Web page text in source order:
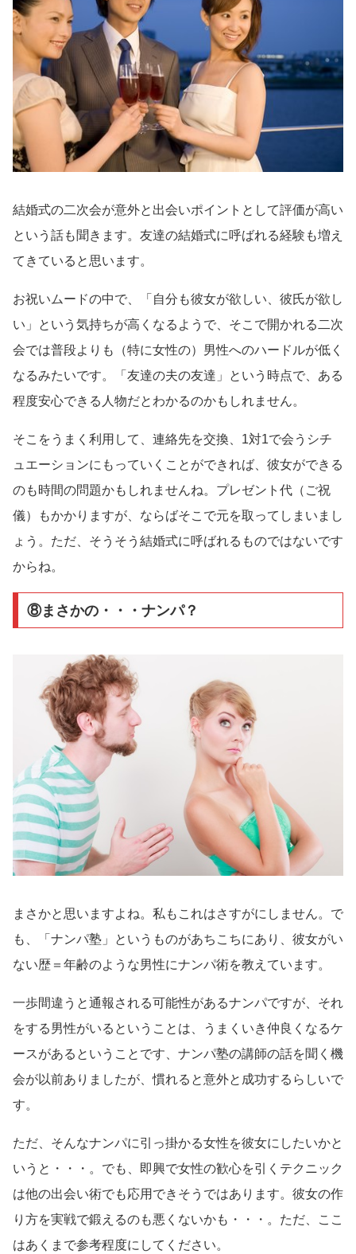
結婚式の二次会が意外と出会いポイントとして評価が高い
という話も聞きます。友達の結婚式に呼ばれる経験も増え
てきていると思います。
お祝いムードの中で、「自分も彼女が欲しい、彼氏が欲し
い」という気持ちが高くなるようで、そこで開かれる二次
会では普段よりも（特に女性の）男性へのハードルが低く
なるみたいです。「友達の夫の友達」という時点で、ある
程度安心できる人物だとわかるのかもしれません。
そこをうまく利用して、連絡先を交換、1対1で会うシチ
ュエーションにもっていくことができれば、彼女ができる
のも時間の問題かもしれませんね。プレゼント代（ご祝
儀）もかかりますが、ならばそこで元を取ってしまいまし
ょう。ただ、そうそう結婚式に呼ばれるものではないです
からね。
⑧まさかの・・・ナンパ？
まさかと思いますよね。私もこれはさすがにしません。で
も、「ナンパ塾」というものがあちこちにあり、彼女がい
ない歴＝年齢のような男性にナンパ術を教えています。
一歩間違うと通報される可能性があるナンパですが、それ
をする男性がいるということは、うまくいき仲良くなるケ
ースがあるということです、ナンパ塾の講師の話を聞く機
会が以前ありましたが、慣れると意外と成功するらしいで
す。
ただ、そんなナンパに引っ掛かる女性を彼女にしたいかと
いうと・・・。でも、即興で女性の歓心を引くテクニック
は他の出会い術でも応用できそうではあります。彼女の作
り方を実戦で鍛えるのも悪くないかも・・・。ただ、ここ
はあくまで参考程度にしてください。